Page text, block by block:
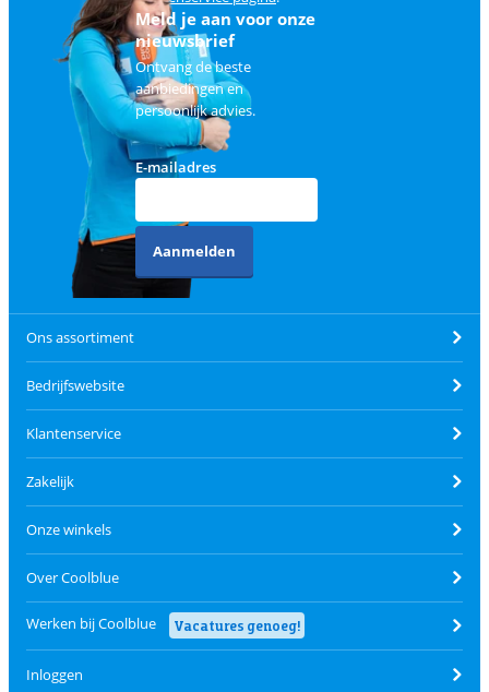
Meld je aan voor onze
nieuwsbrief
Ontvang de beste
aanbiedingen en
persoonlijk advies.
E-mailadres
Aanmelden
Ons assortiment
Bedrijfswebsite
Klantenservice
Zakelijk
Onze winkels
Over Coolblue
Werken bij Coolblue Vacatures genoeg!
Inloggen